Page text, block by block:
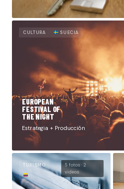
CULTURA SUECIA
EUROPEAN
FESTIVAL OF
THE NIGHT
Estrategia + Producción
TURISMO
5 fotos · 2
videos